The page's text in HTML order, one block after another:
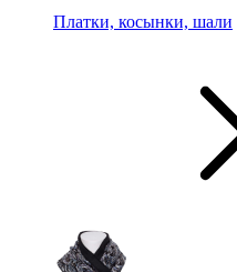
Платки, косынки, шали